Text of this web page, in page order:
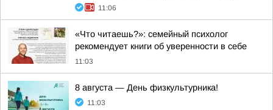
11:06
«Что читаешь?»: семейный психолог
рекомендует книги об уверенности в себе
11:03
8 августа — День физкультурника!
11:03